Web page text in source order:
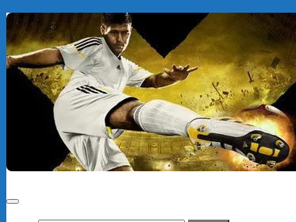
Перейти
к
содержимому